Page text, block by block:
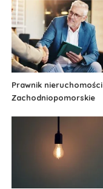
Prawnik nieruchomości
Zachodniopomorskie